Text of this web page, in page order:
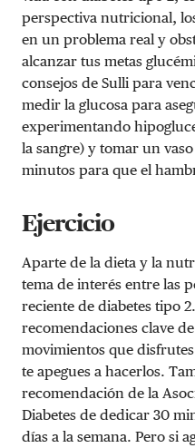
perspectiva nutricional,
en un problema real y
alcanzar tus metas
consejos de Sulli para
medir la glucosa para
experimentando
la sangre) y tomar un
minutos para que el
Ejercicio
Aparte de la dieta y la
tema de interés entre las
reciente de diabetes tipo
recomendaciones clave
movimientos que
te apegues a hacerlos.
recomendación de la
Diabetes de dedicar 30
días a la semana. Pero si